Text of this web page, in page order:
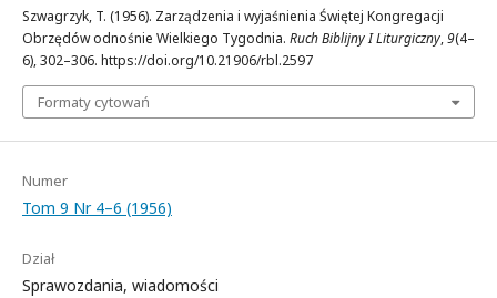
Szwagrzyk, T. (1956). Zarządzenia i wyjaśnienia Świętej Kongregacji
Obrzędów odnośnie Wielkiego Tygodnia. Ruch Biblijny I Liturgiczny,9(4–
6), 302–306. https://doi.org/10.21906/rbl.2597
Formaty cytowań
Numer
Tom 9 Nr 4–6 (1956)
Dział
Sprawozdania, wiadomości